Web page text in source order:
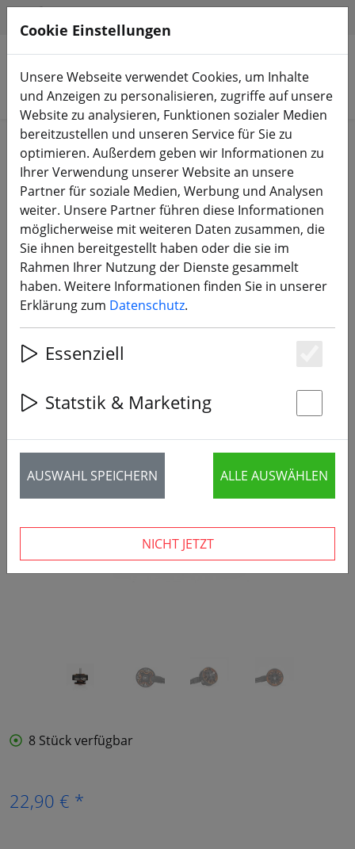
Produkte suchen
Start Bauteile Motoren
VCI Hobby Spark 1102 FPV Motor
13000KV Schwarz 2 Stück
‹ ›
8 Stück verfügbar
22,90 € *
Cookie Einstellungen
Unsere Webseite verwendet Cookies, um Inhalte
und Anzeigen zu personalisieren, zugriffe auf unsere
Website zu analysieren, Funktionen sozialer Medien
bereitzustellen und unseren Service für Sie zu
optimieren. Außerdem geben wir Informationen zu
Ihrer Verwendung unserer Website an unsere
Partner für soziale Medien, Werbung und Analysen
weiter. Unsere Partner führen diese Informationen
möglicherweise mit weiteren Daten zusammen, die
Sie ihnen bereitgestellt haben oder die sie im
Rahmen Ihrer Nutzung der Dienste gesammelt
haben. Weitere Informationen finden Sie in unserer
Erklärung zum Datenschutz.
Essenziell
Statstik & Marketing
AUSWAHL SPEICHERN ALLE AUSWÄHLEN
NICHT JETZT